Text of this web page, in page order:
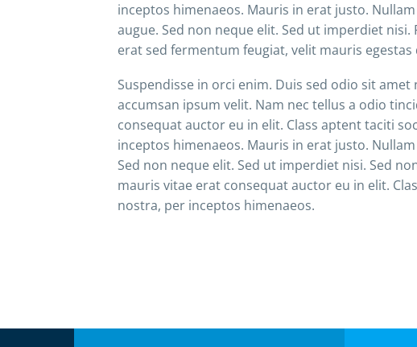
inceptos himenaeos. Mauris in erat justo.
augue. Sed non neque elit. Sed ut imperdiet
erat sed fermentum feugiat, velit mauris
Suspendisse in orci enim. Duis sed odio sit
accumsan ipsum velit. Nam nec tellus a odio
consequat auctor eu in elit. Class aptent taciti
inceptos himenaeos. Mauris in erat justo.
Sed non neque elit. Sed ut imperdiet nisi. Sed
mauris vitae erat consequat auctor eu in elit.
nostra, per inceptos himenaeos.